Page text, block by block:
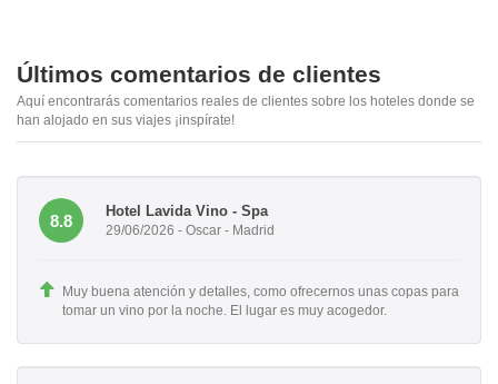
Últimos comentarios de clientes
Aquí encontrarás comentarios reales de clientes sobre los hoteles donde se
han alojado en sus viajes ¡inspírate!
8.8
Hotel Lavida Vino - Spa
29/06/2026 - Oscar - Madrid
Muy buena atención y detalles, como ofrecernos unas copas para
tomar un vino por la noche. El lugar es muy acogedor.